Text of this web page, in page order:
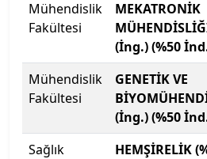
Harran Üniversitesi
Hasan Kalyoncu
Hatay Mustafa Kemal
Hitit Üniversitesi
Mühendislik
Fakültesi
MEKATRONİK
(İng.) (%50
Mühendislik
Fakültesi
GENETİK VE
(İng.) (%50
Sağlık
HEMŞİRELİK